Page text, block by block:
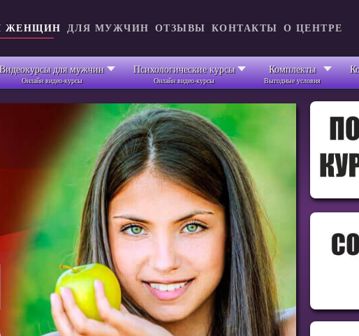
ЖЕНЩИН ДЛЯ МУЖЧИН ОТЗЫВЫ КОНТАКТЫ О ЦЕНТРЕ
Видеокурсы для мужчин
Онлайн видео-курсы
Психологические курсы
Онлайн видео-курсы
Комплекты
Выгодные условия